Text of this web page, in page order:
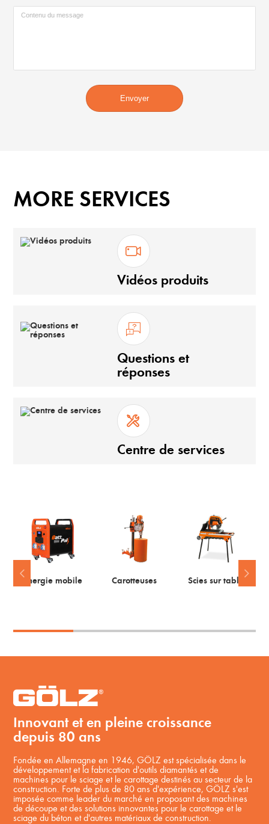
Envoyer
MORE SERVICES
Vidéos produits
Questions et
réponses
Centre de services
Energie mobile Carotteuses Scies sur table
Innovant et en pleine croissance
depuis 80 ans
Fondée en Allemagne en 1946, GÖLZ est spécialisée dans le
développement et la fabrication d'outils diamantés et de
machines pour le sciage et le carottage destinés au secteur de la
construction. Forte de plus de 80 ans d'expérience, GÖLZ s'est
imposée comme leader du marché en proposant des machines
de découpe et des solutions innovantes pour le carottage et le
sciage du béton et d'autres matériaux de construction.